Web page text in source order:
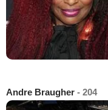
Andre Braugher - 204